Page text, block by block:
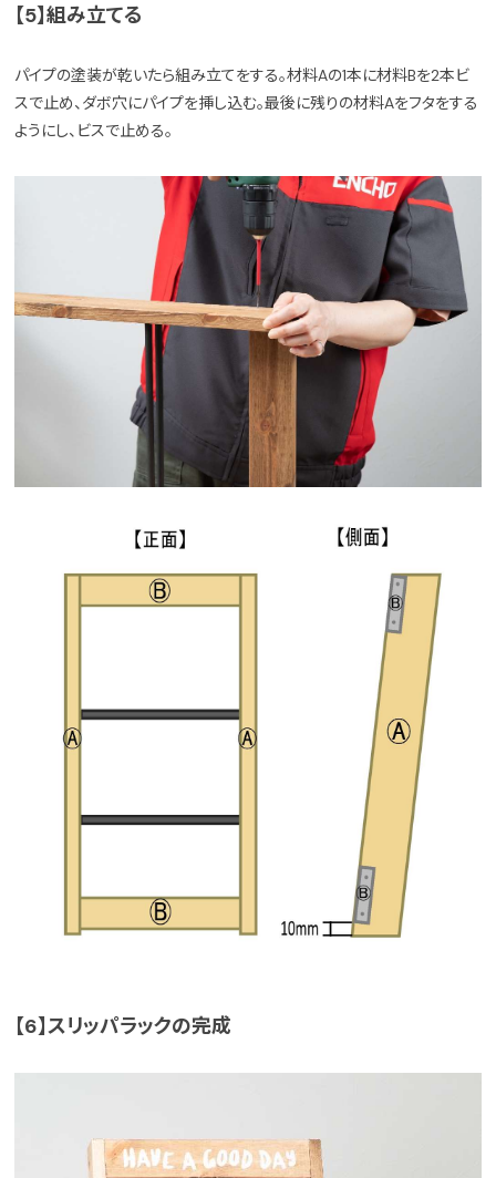
【5】組み立てる
パイプの塗装が乾いたら組み立てをする。材料Aの1本に材料Bを2本ビ
スで止め、ダボ穴にパイプを挿し込む。最後に残りの材料Aをフタをする
ようにし、ビスで止める。
【6】スリッパラックの完成